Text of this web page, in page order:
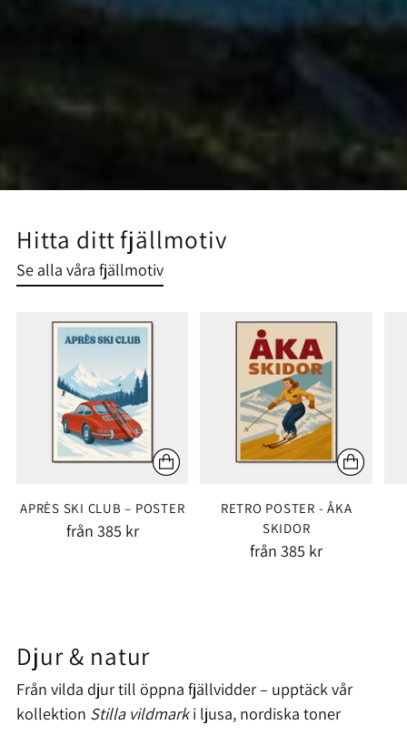
Hitta ditt fjällmotiv
Se alla våra fjällmotiv
APRÈS SKI CLUB – POSTER
från 385 kr
RETRO POSTER - ÅKA
SKIDOR
från 385 kr
Djur & natur
Från vilda djur till öppna fjällvidder – upptäck vår
kollektion Stilla vildmarki ljusa, nordiska toner